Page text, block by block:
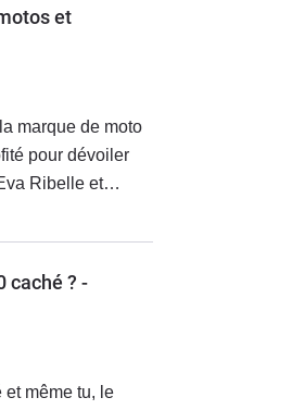
et
marque de moto
pour dévoiler
Ribelle et
caché ? -
même tu, le